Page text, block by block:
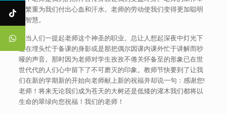
苦繁重为我们付出心血和汗水。老师的劳动使我们变得更加聪明
和智慧。
每当人们一提起老师这个神圣的职业。总让人想起深夜中灯光下
还在埋头忙于备课的身影或是那把偶尔因课内课外忙于讲解而吵
哑的声音。那时因为老师对学生孜孜不倦关怀备至的形象已在世
世代代的人们心中留下了不可磨灭的印象。教师节快要到了让我
们在新的学期新的开始向老师献上新的祝福并却说一句：感谢您!
老师！将来无论我们成为苍天的大树还是低矮的灌木我们都将以
生命的翠绿向您祝福！我们的老师！